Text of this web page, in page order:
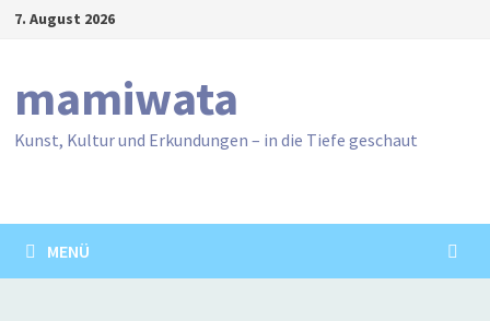
Zum7. August 2026
mamiwata
Kunst, Kultur und Erkundungen – in die Tiefe geschaut
MENÜ